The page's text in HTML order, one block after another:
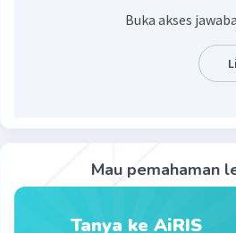
yang anda katakan tadi
Buka akses
Mau pemahaman
Tanya ke AiRIS